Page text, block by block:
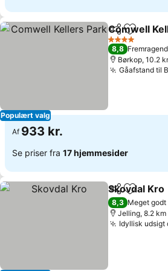
Populært valg
Del Føj til
Comwell
4 Stjerner
8,8
Børkop, 10.2
Gåafstand til
Af 933 kr.
Se priser fra 17 hjemmesider
Del Føj til
Skovdal Kro
8,3 Meget godt
Jelling, 8.2 km
Idyllisk udsigt